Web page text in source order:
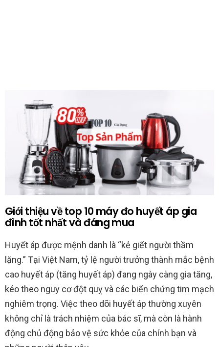
Giới thiệu về top 10 máy đo huyết áp gia
đình tốt nhất và đáng mua
Huyết áp được mệnh danh là “kẻ giết người thầm
lặng.” Tại Việt Nam, tỷ lệ người trưởng thành mắc bệnh
cao huyết áp (tăng huyết áp) đang ngày càng gia tăng,
kéo theo nguy cơ đột quỵ và các biến chứng tim mạch
nghiêm trọng. Việc theo dõi huyết áp thường xuyên
không chỉ là trách nhiệm của bác sĩ, mà còn là hành
động chủ động bảo vệ sức khỏe của chính bạn và